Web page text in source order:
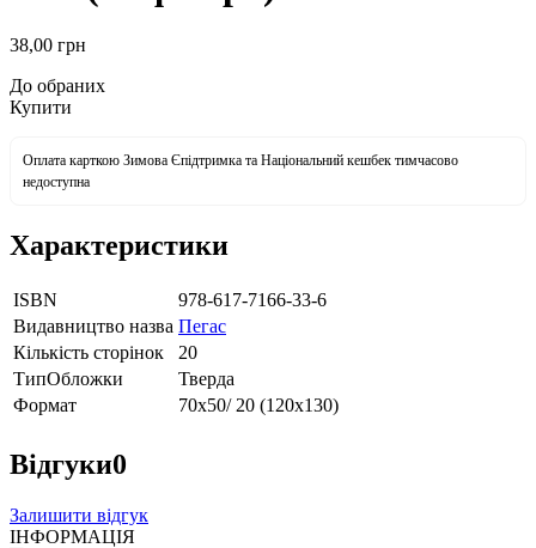
38,00 грн
До обраних
Купити
Оплата карткою Зимова Єпідтримка та Національний кешбек тимчасово
недоступна
Характеристики
ISBN
978-617-7166-33-6
Видавництво назва Пегас
Кількість сторінок
20
ТипОбложки
Тверда
Формат
70х50/ 20 (120х130)
Відгуки0
Залишити відгук
ІНФОРМАЦІЯ